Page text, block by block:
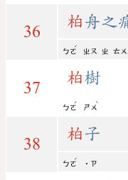
36
柏 舟之
ㄅㄛ
ˊ
ㄓㄡ ㄓ ㄊㄨ
37
柏樹
ㄅㄛ
ˊ
ㄕㄨ
ˋ
38
柏 子
ㄅㄛ
ˊ
˙ㄗ